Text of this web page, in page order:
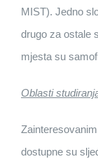
MIST). Jedno
drugo za ostale
mjesta su
Oblasti
dostupne su